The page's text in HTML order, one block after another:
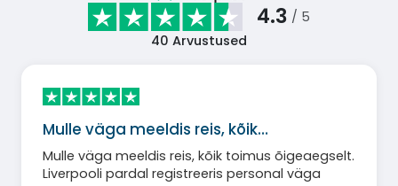
4.3 / 5
40 Arvustused
Mulle väga meeldis reis, kõik…
Mulle väga meeldis reis, kõik toimus õigeaegselt.
Liverpooli pardal registreeris personal väga